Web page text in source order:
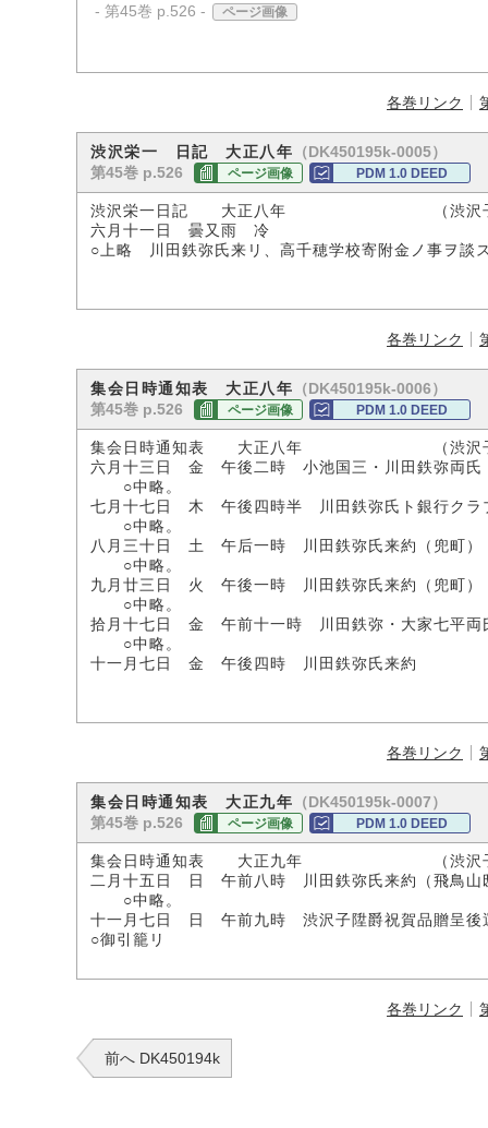
- 第45巻 p.526 - ページ画像
各巻リンク
渋沢栄一 日記 大正八年 （DK450195k-0005）
第45巻 p.526
ページ画像 PDM 1.0 DEED
渋沢栄一日記 大正八年 （渋沢子爵
六月十一日 曇又雨 冷
○上略 川田鉄弥氏来リ、高千穂学校寄附金ノ事ヲ談
各巻リンク
集会日時通知表 大正八年 （DK450195k-0006）
第45巻 p.526
ページ画像 PDM 1.0 DEED
集会日時通知表 大正八年 （渋沢子
六月十三日 金 午後二時 小池国三・川田鉄弥両氏
○中略。
七月十七日 木 午後四時半 川田鉄弥氏ト銀行クラ
○中略。
八月三十日 土 午后一時 川田鉄弥氏来約（兜町）
○中略。
九月廿三日 火 午後一時 川田鉄弥氏来約（兜町）
○中略。
拾月十七日 金 午前十一時 川田鉄弥・大家七平両
○中略。
十一月七日 金 午後四時 川田鉄弥氏来約
各巻リンク
集会日時通知表 大正九年 （DK450195k-0007）
第45巻 p.526
ページ画像 PDM 1.0 DEED
集会日時通知表 大正九年 （渋沢子
二月十五日 日 午前八時 川田鉄弥氏来約（飛鳥山
○中略。
十一月七日 日 午前九時 渋沢子陞爵祝賀品贈呈後
○御引籠リ
各巻リンク
前へ DK450194k